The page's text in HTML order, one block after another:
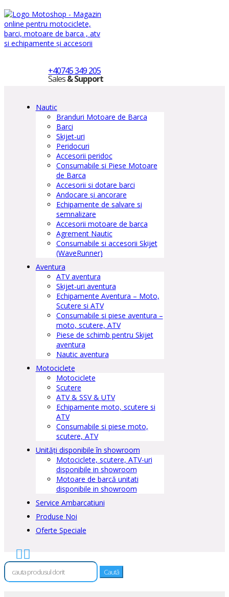
+40745 349 205
Sales& Support
Nautic
Branduri Motoare de Barca
Barci
Skijet-uri
Peridocuri
Accesorii peridoc
Consumabile si Piese Motoare
de Barca
Accesorii si dotare barci
Andocare și ancorare
Echipamente de salvare si
semnalizare
Accesorii motoare de barca
Agrement Nautic
Consumabile si accesorii Skijet
(WaveRunner)
Aventura
ATV aventura
Skijet-uri aventura
Echipamente Aventura – Moto,
Scutere si ATV
Consumabile si piese aventura –
moto, scutere, ATV
Piese de schimb pentru Skijet
aventura
Nautic aventura
Motociclete
Motociclete
Scutere
ATV & SSV & UTV
Echipamente moto, scutere si
ATV
Consumabile si piese moto,
scutere, ATV
Unități disponibile în showroom
Motociclete, scutere, ATV-uri
disponibile in showroom
Motoare de barcă unitati
disponibile in showroom
Service Ambarcatiuni
Produse Noi
Oferte Speciale
 
Caută
după: